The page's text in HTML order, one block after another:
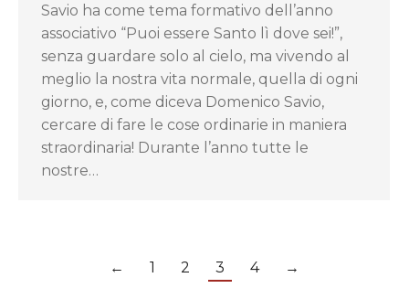
Savio ha come tema formativo dell’anno
associativo “Puoi essere Santo lì dove sei!”,
senza guardare solo al cielo, ma vivendo al
meglio la nostra vita normale, quella di ogni
giorno, e, come diceva Domenico Savio,
cercare di fare le cose ordinarie in maniera
straordinaria! Durante l’anno tutte le
nostre…
← 1 2 3 4 →